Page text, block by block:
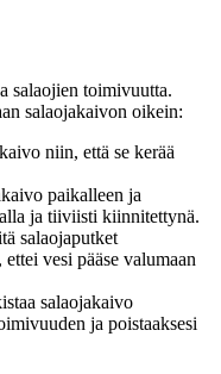
salaojien toimivuutta.
salaojakaivon oikein:
niin, että se kerää
paikalleen ja
ja tiiviisti kiinnitettynä.
salaojaputket
vesi pääse valumaan
salaojakaivo
ja poistaaksesi